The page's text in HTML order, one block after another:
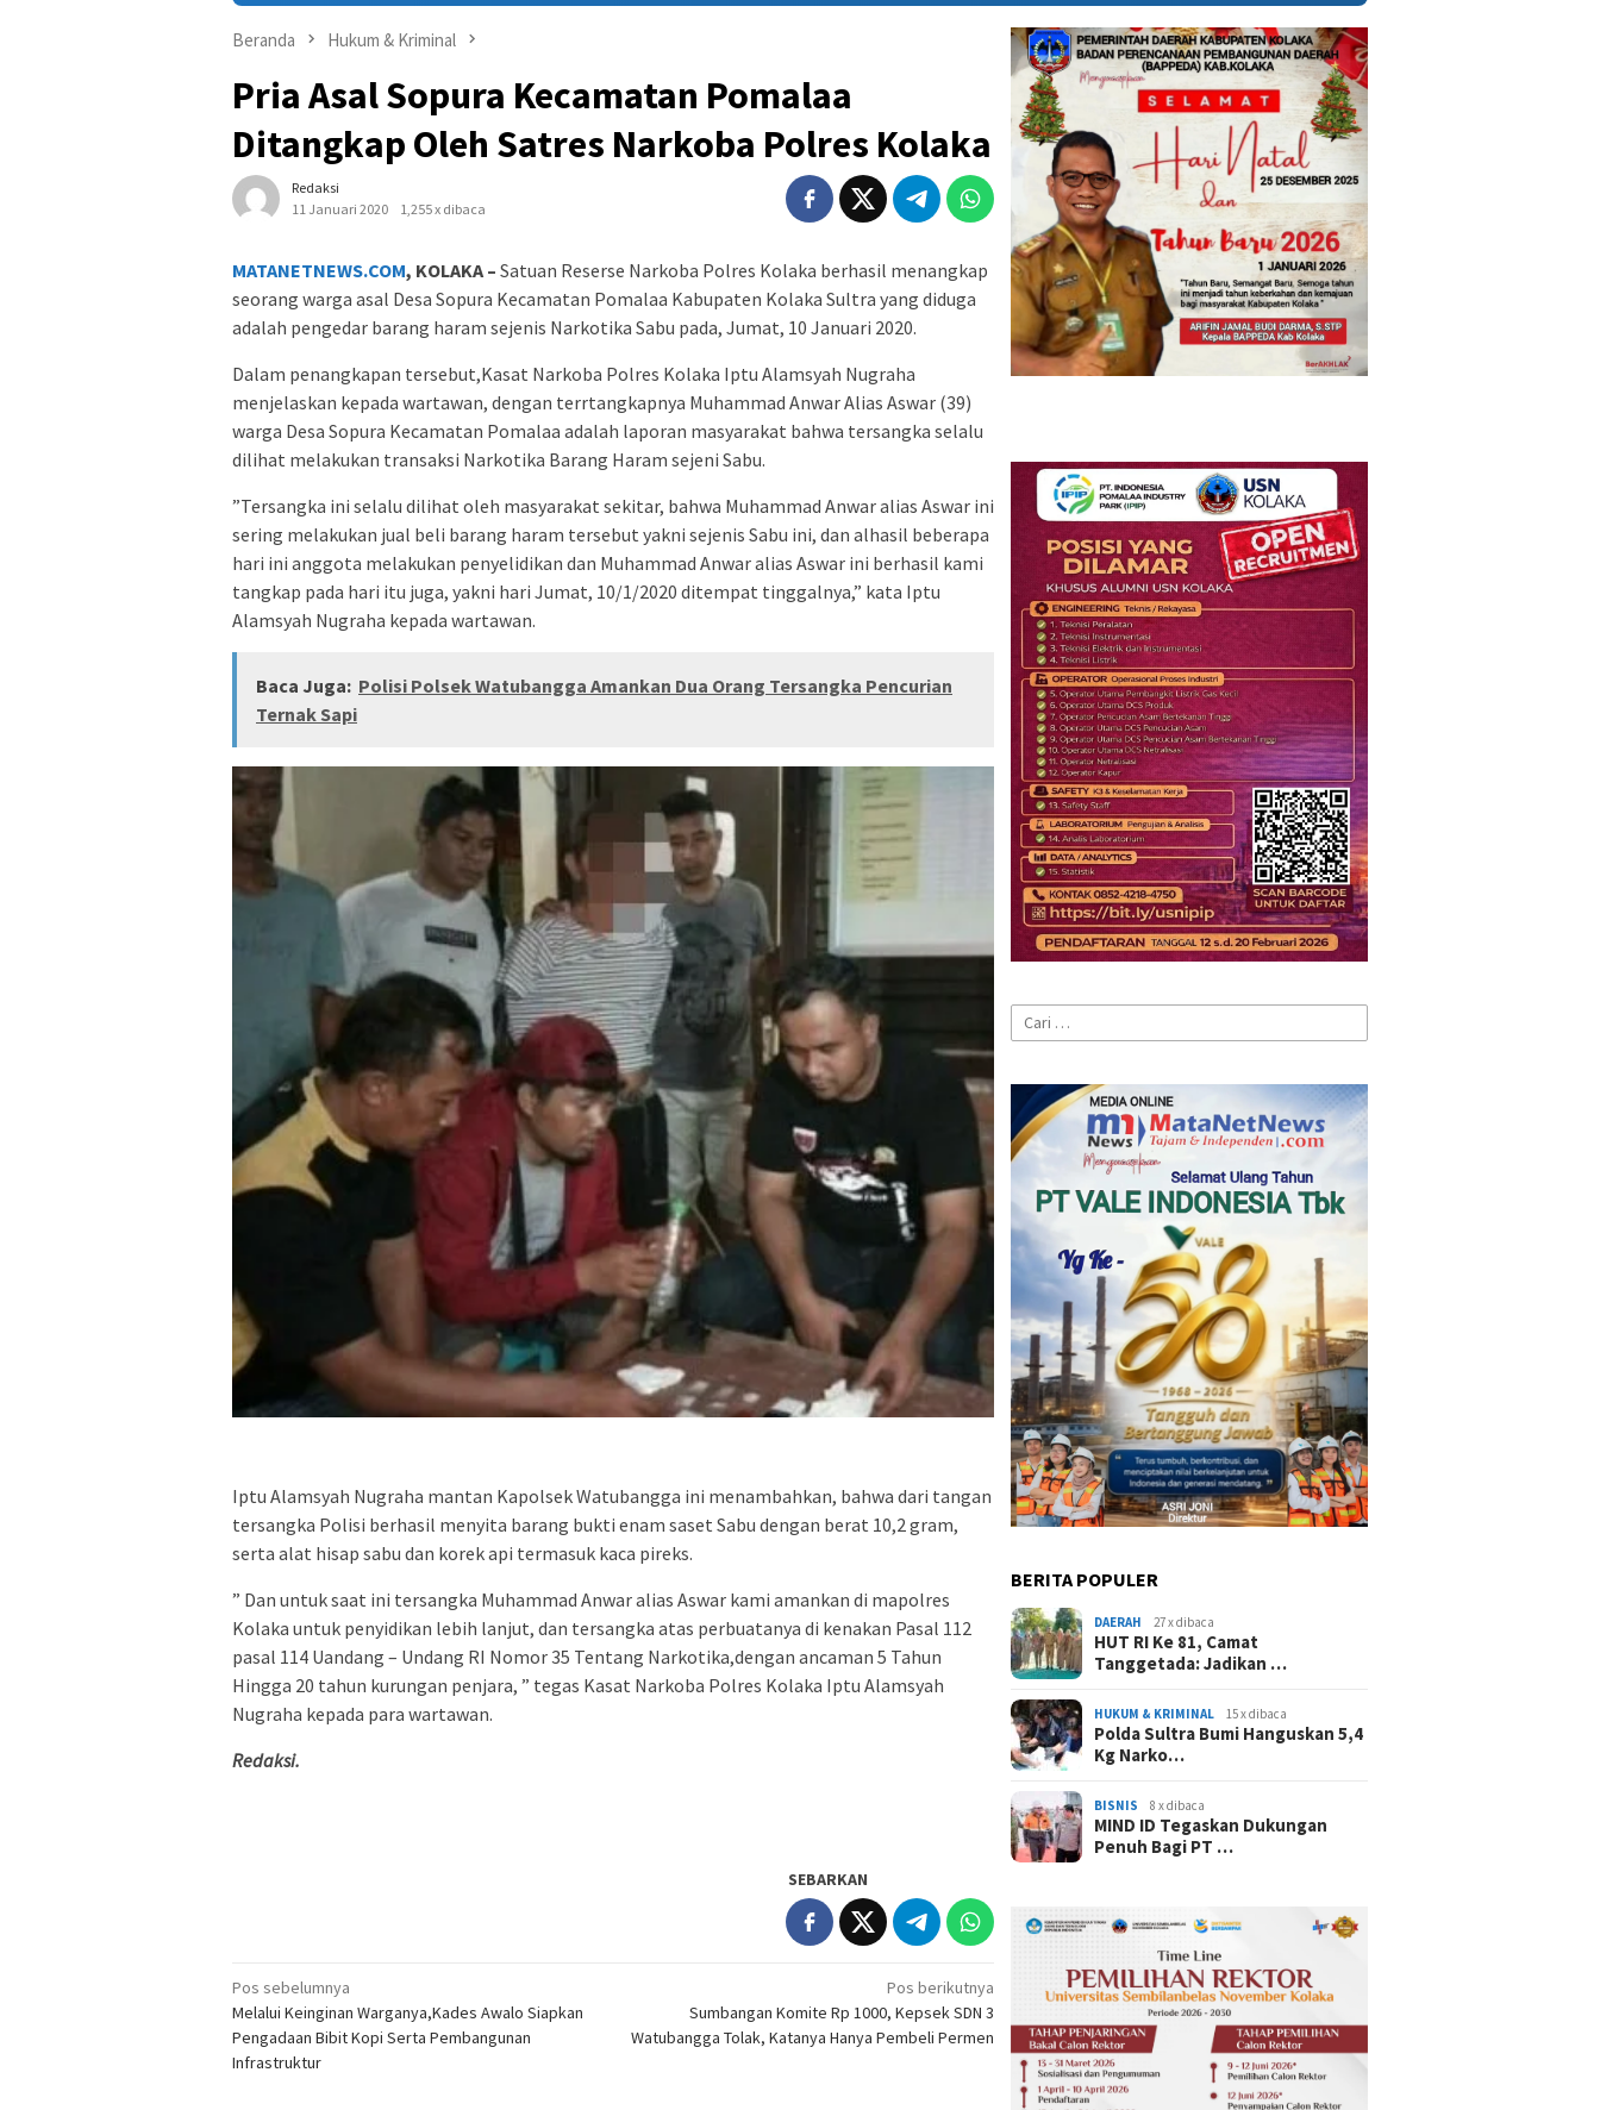
Beranda Hukum & Kriminal
Pria Asal Sopura Kecamatan Pomalaa
Ditangkap Oleh Satres Narkoba Polres Kolaka
Redaksi
11 Januari 2020
1,255 x dibaca
MATANETNEWS.COM, KOLAKA – Satuan Reserse Narkoba Polres Kolaka berhasil menangkap
seorang warga asal Desa Sopura Kecamatan Pomalaa Kabupaten Kolaka Sultra yang diduga
adalah pengedar barang haram sejenis Narkotika Sabu pada, Jumat, 10 Januari 2020.
Dalam penangkapan tersebut,Kasat Narkoba Polres Kolaka Iptu Alamsyah Nugraha
menjelaskan kepada wartawan, dengan terrtangkapnya Muhammad Anwar Alias Aswar (39)
warga Desa Sopura Kecamatan Pomalaa adalah laporan masyarakat bahwa tersangka selalu
dilihat melakukan transaksi Narkotika Barang Haram sejeni Sabu.
”Tersangka ini selalu dilihat oleh masyarakat sekitar, bahwa Muhammad Anwar alias Aswar ini
sering melakukan jual beli barang haram tersebut yakni sejenis Sabu ini, dan alhasil beberapa
hari ini anggota melakukan penyelidikan dan Muhammad Anwar alias Aswar ini berhasil kami
tangkap pada hari itu juga, yakni hari Jumat, 10/1/2020 ditempat tinggalnya,” kata Iptu
Alamsyah Nugraha kepada wartawan.
Baca Juga: Polisi Polsek Watubangga Amankan Dua Orang Tersangka Pencurian
Ternak Sapi
Iptu Alamsyah Nugraha mantan Kapolsek Watubangga ini menambahkan, bahwa dari tangan
tersangka Polisi berhasil menyita barang bukti enam saset Sabu dengan berat 10,2 gram,
serta alat hisap sabu dan korek api termasuk kaca pireks.
” Dan untuk saat ini tersangka Muhammad Anwar alias Aswar kami amankan di mapolres
Kolaka untuk penyidikan lebih lanjut, dan tersangka atas perbuatanya di kenakan Pasal 112
pasal 114 Uandang – Undang RI Nomor 35 Tentang Narkotika,dengan ancaman 5 Tahun
Hingga 20 tahun kurungan penjara, ” tegas Kasat Narkoba Polres Kolaka Iptu Alamsyah
Nugraha kepada para wartawan.
Redaksi.
SEBARKAN
Navigasi
pos
Pos sebelumnya
Melalui Keinginan Warganya,Kades Awalo Siapkan
Pengadaan Bibit Kopi Serta Pembangunan
Infrastruktur
Pos berikutnya
Sumbangan Komite Rp 1000, Kepsek SDN 3
Watubangga Tolak, Katanya Hanya Pembeli Permen
Cari
untuk:
BERITA POPULER
DAERAH 27 x dibaca
HUT RI Ke 81, Camat
Tanggetada: Jadikan …
HUKUM & KRIMINAL 15 x dibaca
Polda Sultra Bumi Hanguskan 5,4
Kg Narko…
BISNIS 8 x dibaca
MIND ID Tegaskan Dukungan
Penuh Bagi PT …